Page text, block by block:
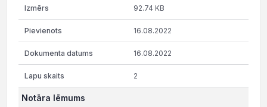
92.74 KB
16.08.2022
16.08.2022
2
Notāra lēmums